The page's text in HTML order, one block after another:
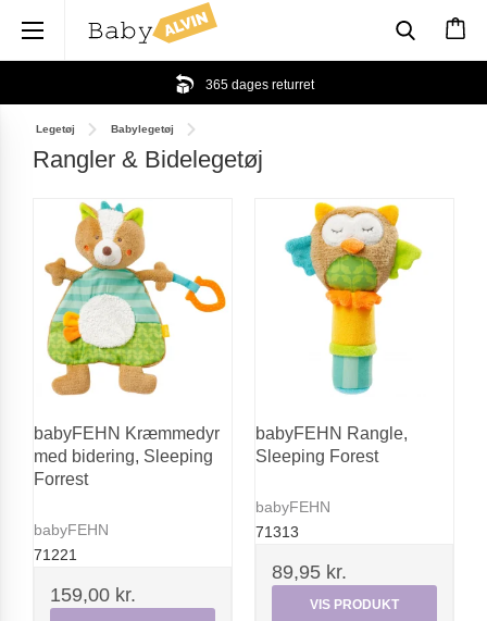
365 dages returret
Legetøj Babylegetøj
Rangler & Bidelegetøj
babyFEHN Kræmmedyr
med bidering, Sleeping
Forrest
babyFEHN
71221
159,00 kr.
babyFEHN Rangle,
Sleeping Forest
babyFEHN
71313
89,95 kr.
VIS PRODUKT